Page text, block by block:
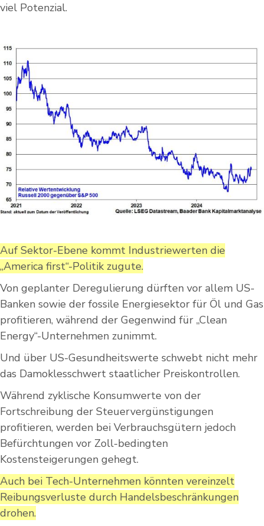
viel Potenzial.
Auf Sektor-Ebene kommt Industriewerten die
„America first“-Politik zugute.
Von geplanter Deregulierung dürften vor allem US-
Banken sowie der fossile Energiesektor für Öl und Gas
profitieren, während der Gegenwind für „Clean
Energy“-Unternehmen zunimmt.
Und über US-Gesundheitswerte schwebt nicht mehr
das Damoklesschwert staatlicher Preiskontrollen.
Während zyklische Konsumwerte von der
Fortschreibung der Steuervergünstigungen
profitieren, werden bei Verbrauchsgütern jedoch
Befürchtungen vor Zoll-bedingten
Kostensteigerungen gehegt.
Auch bei Tech-Unternehmen könnten vereinzelt
Reibungsverluste durch Handelsbeschränkungen
drohen.